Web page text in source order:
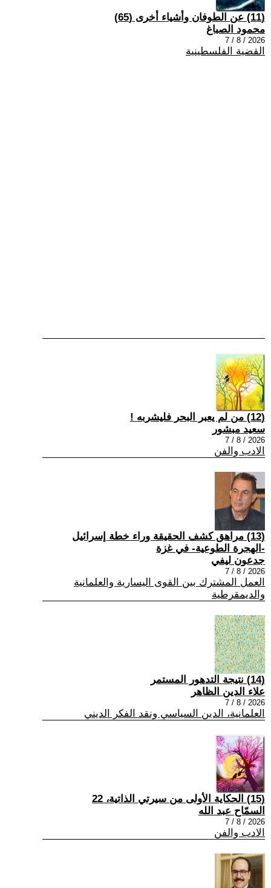
(11) عن الطوفان وأشياء أخرى (65)
محمود الصباغ
2026 / 8 / 7
القضية الفلسطينية
(12) من لم يعبر البحر فليشربه !
سعيد مبشور
2026 / 8 / 7
الادب والفن
(13) مراهق كشف الحقيقة وراء خطة إسرائيل
-الهجرة الطوعية- في غزة
جدعون ليفي
2026 / 8 / 7
العمل المشترك بين القوى اليسارية والعلمانية
والديمقرطية
(14) نتيجة التدهور المستمر
علاء الدين الظاهر
2026 / 8 / 7
العلمانية، الدين السياسي ونقد الفكر الديني
(15) الحكاية الأولى من سيرتي الذاتية، 22
السمّاح عبد الله
2026 / 8 / 7
الادب والفن